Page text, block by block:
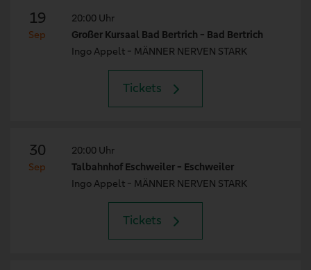
19
Sep
20:00 Uhr
Großer Kursaal Bad Bertrich - Bad Bertrich
Ingo Appelt - MÄNNER NERVEN STARK
Tickets
30
Sep
20:00 Uhr
Talbahnhof Eschweiler - Eschweiler
Ingo Appelt - MÄNNER NERVEN STARK
Tickets